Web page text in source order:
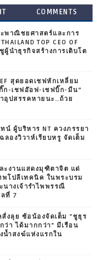
COMMENTS
พาณิชยศาสตร์และการ
TOP CEO OF
ผู้นำธุรกิจสร้างการเติบโต
สุดยอดเชฟหักเหลี่ยม
ก-เชฟอ๊อฟ-เชฟบิ๊ก-มีน”
อุปสรรคหายนะ..ถ้วย
ผู้บริหาร NT ควงภรรยา
องวิวาห์เรียบหรู จัดเต็ม
ะงานแสดงมุฑิตาจิต แด่
โปลีเทคนิค ในพระบรม
างเจ้ารำไพพรรณี
ที่ 7
ลสั่งลุย ซ้อน้องจัดเต็ม "ชูธุร
ว่า ได้มากกว่า" มีเรือน
น้ำสงฆ์แห่งแรกใน